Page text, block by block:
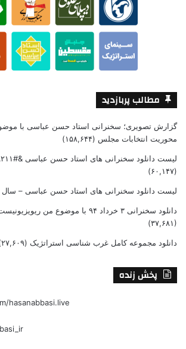
مطالب پربازدید
گزارش تصویری؛ سخنرانی استاد حسن عباسی با
محوریت انتخابات مجلس (۱۵۸,۶۴۴)
لیست دانلود سخنرانی های استاد حسن عباسی &#۸۲۱۱; سال ۱۳۹۵
(۶۰,۱۴۷)
لیست دانلود سخنرانی های استاد حسن عباسی – سال ۱۳۹۶
دانلود سخنرانی ۳ خرداد ۹۴ با موضوع من ریویزیونیست‌ام، پس هستم!
(۳۷,۶۸۱)
دانلود مجموعه کامل غرب شناسی استراتژیک (۲۷,۶۰۹)
پخش زنده
hasanabbasi.live